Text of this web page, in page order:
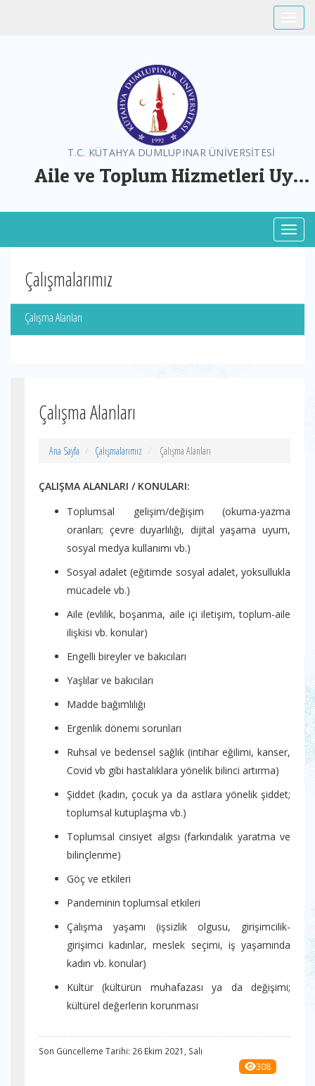
T.C. KÜTAHYA DUMLUPINAR ÜNİVERSİTESİ
Aile ve Toplum Hizmetleri Uyg.
Çalışmalarımız
Çalışma Alanları
Çalışma Alanları
Ana Sayfa Çalışmalarımız Çalışma Alanları
ÇALIŞMA ALANLARI / KONULARI:
Toplumsal gelişim/değişim (okuma-yazma
oranları; çevre duyarlılığı, dijital yaşama uyum,
sosyal medya kullanımı vb.)
Sosyal adalet (eğitimde sosyal adalet, yoksullukla
mücadele vb.)
Aile (evlilik, boşanma, aile içi iletişim, toplum-aile
ilişkisi vb. konular)
Engelli bireyler ve bakıcıları
Yaşlılar ve bakıcıları
Madde bağımlılığı
Ergenlik dönemi sorunları
Ruhsal ve bedensel sağlık (intihar eğilimi, kanser,
Covid vb gibi hastalıklara yönelik bilinci artırma)
Şiddet (kadın, çocuk ya da astlara yönelik şiddet;
toplumsal kutuplaşma vb.)
Toplumsal cinsiyet algısı (farkındalık yaratma ve
bilinçlenme)
Göç ve etkileri
Pandeminin toplumsal etkileri
Çalışma yaşamı (işsizlik olgusu, girişimcilik-
girişimci kadınlar, meslek seçimi, iş yaşamında
kadın vb. konular)
Kültür (kültürün muhafazası ya da değişimi;
kültürel değerlerin korunması
Son Güncelleme Tarihi: 26 Ekim 2021, Salı
308